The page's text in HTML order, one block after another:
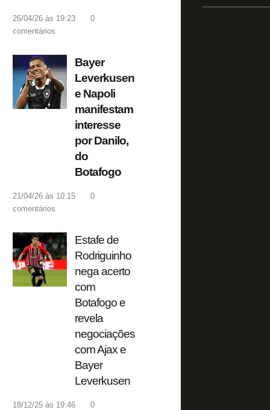
26/04/26 às 19:23
0
comentários
Bayer
Leverkusen
e Napoli
manifestam
interesse
por Danilo,
do
Botafogo
21/04/26 às 10:15
0
comentários
Estafe de
Rodriguinho
nega acerto
com
Botafogo e
revela
negociações
com Ajax e
Bayer
Leverkusen
18/12/25 às 19:46
0